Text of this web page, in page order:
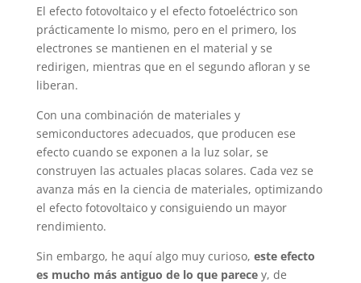
El efecto fotovoltaico y el efecto fotoeléctrico son
prácticamente lo mismo, pero en el primero, los
electrones se mantienen en el material y se
redirigen, mientras que en el segundo afloran y se
liberan.
Con una combinación de materiales y
semiconductores adecuados, que producen ese
efecto cuando se exponen a la luz solar, se
construyen las actuales placas solares. Cada vez se
avanza más en la ciencia de materiales, optimizando
el efecto fotovoltaico y consiguiendo un mayor
rendimiento.
Sin embargo, he aquí algo muy curioso, este efecto
es mucho más antiguo de lo que parecey, de